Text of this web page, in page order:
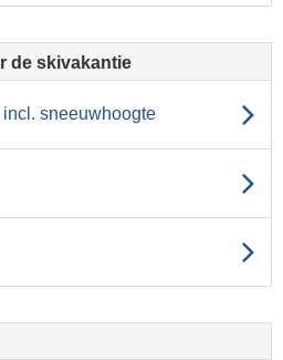
de skivakantie
sneeuwhoogte